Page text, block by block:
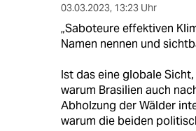
03.03.2023, 13:23 Uhr
„Saboteure effektiven
Namen nennen und
Ist das eine globale
warum Brasilien auch
Abholzung der Wälder
warum die beiden